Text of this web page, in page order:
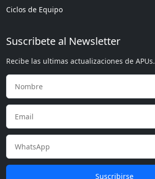
Ciclos de Equipo
Suscribete al Newsletter
Recibe las ultimas actualizaciones de APUs.
Suscribirse